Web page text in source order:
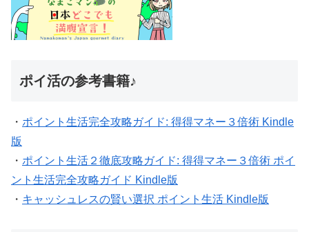
ポイ活の参考書籍♪
・ ポイント生活完全攻略ガイド: 得得マネー３倍術 Kindle
版
・ ポイント生活２徹底攻略ガイド: 得得マネー３倍術 ポイ
ント生活完全攻略ガイド Kindle版
・ キャッシュレスの賢い選択 ポイント生活 Kindle版